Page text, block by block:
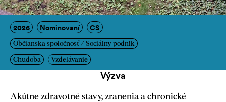
2026 Nominovaní CS
Občianska spoločnosť / Sociálny podnik
Chudoba Vzdelávanie
Výzva
Akútne zdravotné stavy, zranenia a chronické